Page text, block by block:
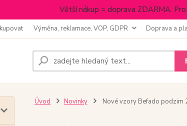
Větší nákup = doprava ZDARMA.
Výměna, reklamace, VOP, GDPR Doprava a
Úvod Novinky Nové vzory Befado podzim